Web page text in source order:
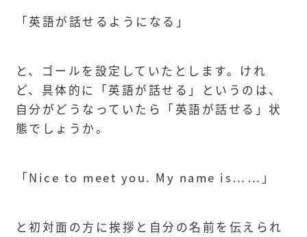
「英語が話せるようになる」
と、ゴールを設定していたとします。けれ
ど、具体的に「英語が話せる」というのは、
自分がどうなっていたら「英語が話せる」状
態でしょうか。
「Nice to meet you. My name is……」
と初対面の方に挨拶と自分の名前を伝えられ